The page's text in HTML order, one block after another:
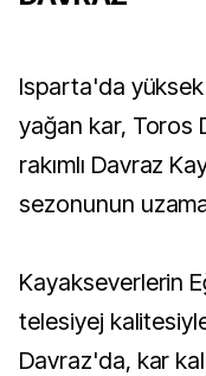
Isparta'da
yağan kar, Toros
rakımlı Davraz
sezonunun
Kayakseverlerin
telesiyej
Davraz'da, kar